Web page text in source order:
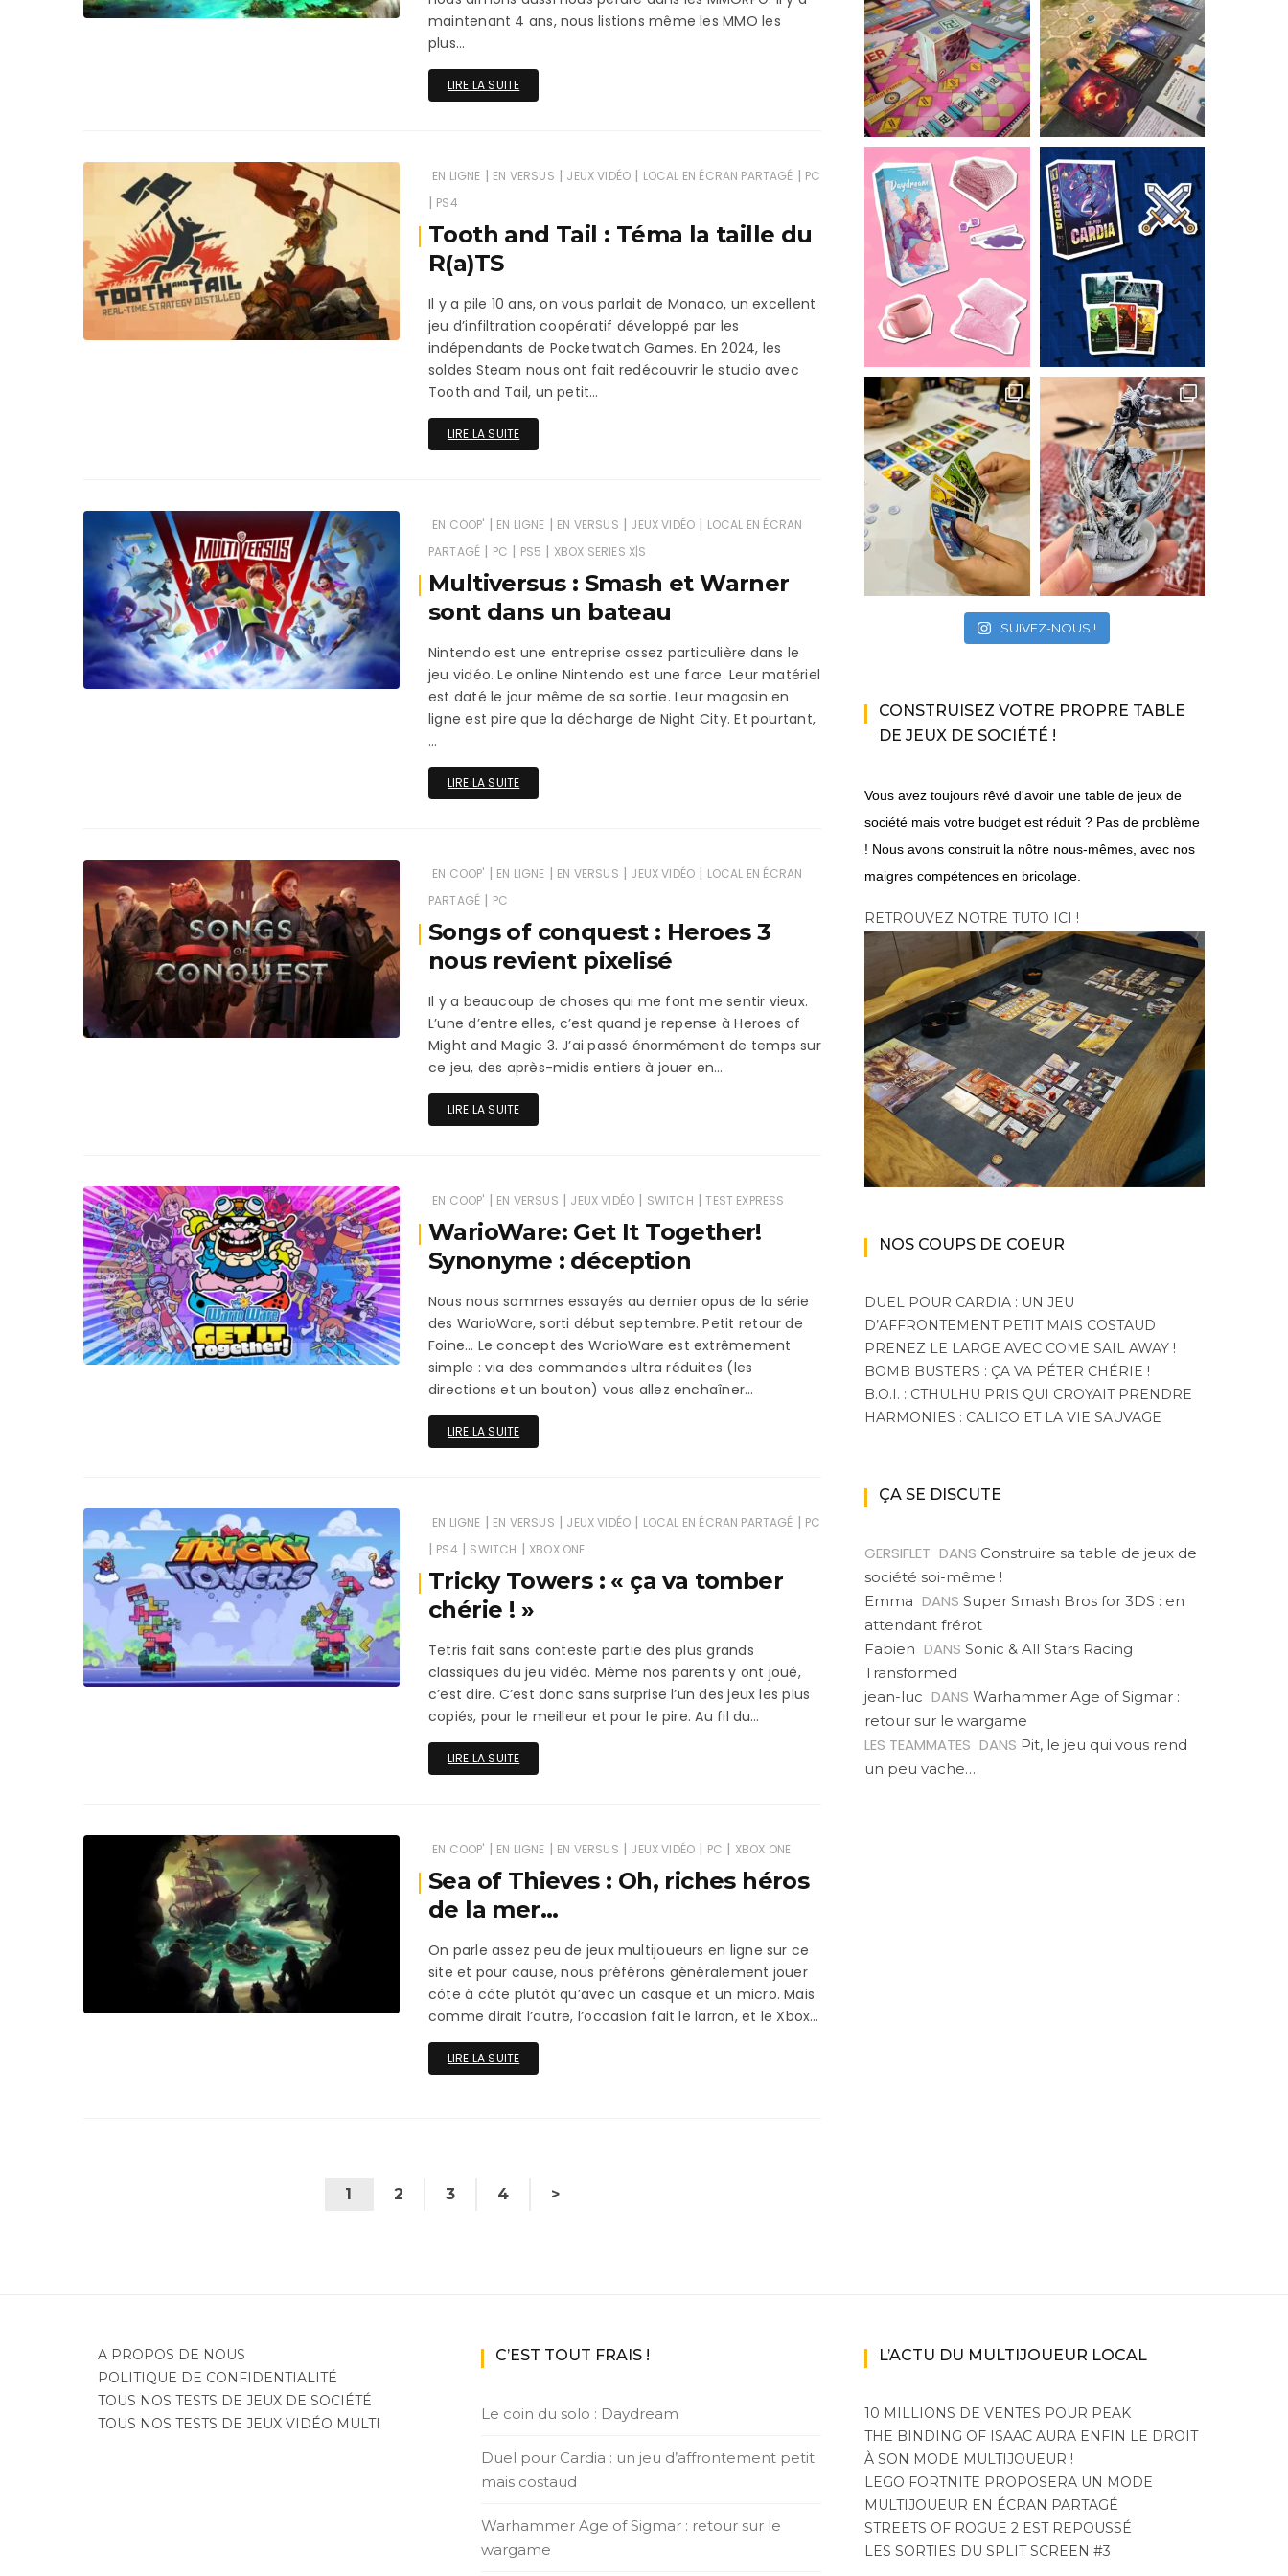
maintenant 4 ans, nous listions même les MMO les
plus…
LIRE LA SUITE
EN LIGNE | EN VERSUS | JEUX VIDÉO | LOCAL EN ÉCRAN PARTAGÉ | PC
| PS4
Tooth and Tail : Téma la taille du
R(a)TS
Il y a pile 10 ans, on vous parlait de Monaco, un excellent
jeu d’infiltration coopératif développé par les
indépendants de Pocketwatch Games. En 2024, les
soldes Steam nous ont fait redécouvrir le studio avec
Tooth and Tail, un petit…
LIRE LA SUITE
EN COOP' | EN LIGNE | EN VERSUS | JEUX VIDÉO | LOCAL EN ÉCRAN
PARTAGÉ | PC | PS5 | XBOX SERIES X|S
Multiversus : Smash et Warner
sont dans un bateau
Nintendo est une entreprise assez particulière dans le
jeu vidéo. Le online Nintendo est une farce. Leur matériel
est daté le jour même de sa sortie. Leur magasin en
ligne est pire que la décharge de Night City. Et pourtant,
…
LIRE LA SUITE
EN COOP' | EN LIGNE | EN VERSUS | JEUX VIDÉO | LOCAL EN ÉCRAN
PARTAGÉ | PC
Songs of conquest : Heroes 3
nous revient pixelisé
Il y a beaucoup de choses qui me font me sentir vieux.
L’une d’entre elles, c’est quand je repense à Heroes of
Might and Magic 3. J’ai passé énormément de temps sur
ce jeu, des après-midis entiers à jouer en…
LIRE LA SUITE
EN COOP' | EN VERSUS | JEUX VIDÉO | SWITCH | TEST EXPRESS
WarioWare: Get It Together!
Synonyme : déception
Nous nous sommes essayés au dernier opus de la série
des WarioWare, sorti début septembre. Petit retour de
Foine… Le concept des WarioWare est extrêmement
simple : via des commandes ultra réduites (les
directions et un bouton) vous allez enchaîner…
LIRE LA SUITE
EN LIGNE | EN VERSUS | JEUX VIDÉO | LOCAL EN ÉCRAN PARTAGÉ | PC
| PS4 | SWITCH | XBOX ONE
Tricky Towers : « ça va tomber
chérie ! »
Tetris fait sans conteste partie des plus grands
classiques du jeu vidéo. Même nos parents y ont joué,
c’est dire. C’est donc sans surprise l’un des jeux les plus
copiés, pour le meilleur et pour le pire. Au fil du…
LIRE LA SUITE
EN COOP' | EN LIGNE | EN VERSUS | JEUX VIDÉO | PC | XBOX ONE
Sea of Thieves : Oh, riches héros
de la mer…
On parle assez peu de jeux multijoueurs en ligne sur ce
site et pour cause, nous préférons généralement jouer
côte à côte plutôt qu’avec un casque et un micro. Mais
comme dirait l’autre, l’occasion fait le larron, et le Xbox…
LIRE LA SUITE
1 2 3 4 >
SUIVEZ-NOUS !
CONSTRUISEZ VOTRE PROPRE TABLE
DE JEUX DE SOCIÉTÉ !
Vous avez toujours rêvé d'avoir une table de jeux de
société mais votre budget est réduit ? Pas de problème
! Nous avons construit la nôtre nous-mêmes, avec nos
maigres compétences en bricolage.
RETROUVEZ NOTRE TUTO ICI !
NOS COUPS DE COEUR
DUEL POUR CARDIA : UN JEU
D’AFFRONTEMENT PETIT MAIS COSTAUD
PRENEZ LE LARGE AVEC COME SAIL AWAY !
BOMB BUSTERS : ÇA VA PÉTER CHÉRIE !
B.O.I. : CTHULHU PRIS QUI CROYAIT PRENDRE
HARMONIES : CALICO ET LA VIE SAUVAGE
ÇA SE DISCUTE
GERSIFLET DANS Construire sa table de jeux de
société soi-même !
Emma DANS Super Smash Bros for 3DS : en
attendant frérot
Fabien DANS Sonic & All Stars Racing
Transformed
jean-luc DANS Warhammer Age of Sigmar :
retour sur le wargame
LES TEAMMATES DANS Pit, le jeu qui vous rend
un peu vache…
A PROPOS DE NOUS
POLITIQUE DE CONFIDENTIALITÉ
TOUS NOS TESTS DE JEUX DE SOCIÉTÉ
TOUS NOS TESTS DE JEUX VIDÉO MULTI
C’EST TOUT FRAIS !
Le coin du solo : Daydream
Duel pour Cardia : un jeu d’affrontement petit
mais costaud
Warhammer Age of Sigmar : retour sur le
wargame
L’ACTU DU MULTIJOUEUR LOCAL
10 MILLIONS DE VENTES POUR PEAK
THE BINDING OF ISAAC AURA ENFIN LE DROIT
À SON MODE MULTIJOUEUR !
LEGO FORTNITE PROPOSERA UN MODE
MULTIJOUEUR EN ÉCRAN PARTAGÉ
STREETS OF ROGUE 2 EST REPOUSSÉ
LES SORTIES DU SPLIT SCREEN #3